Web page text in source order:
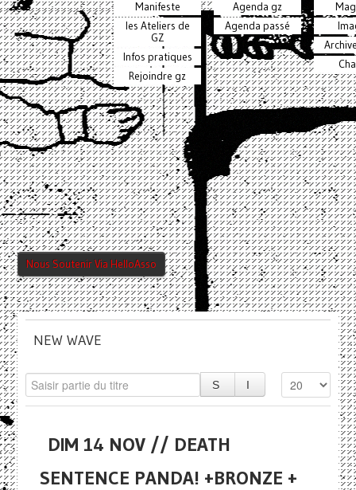
Manifeste
les Ateliers de
GZ
Infos pratiques
Rejoindre gz
Agenda gz
Agenda passé
Nous Soutenir Via HelloAsso
NEW WAVE
DIM 14 NOV // DEATH
SENTENCE PANDA! +BRONZE +